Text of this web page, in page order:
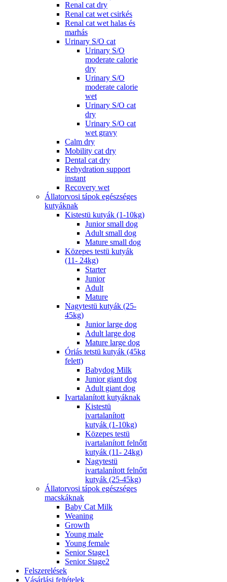
Renal cat dry
Renal cat wet csirkés
Renal cat wet halas és
marhás
Urinary S/O cat
Urinary S/O
moderate calorie
dry
Urinary S/O
moderate calorie
wet
Urinary S/O cat
dry
Urinary S/O cat
wet gravy
Calm dry
Mobility cat dry
Dental cat dry
Rehydration support
instant
Recovery wet
Állatorvosi tápok egészséges
kutyáknak
Kistestü kutyák (1-10kg)
Junior small dog
Adult small dog
Mature small dog
Közepes testü kutyák
(11- 24kg)
Starter
Junior
Adult
Mature
Nagytestü kutyák (25-
45kg)
Junior large dog
Adult large dog
Mature large dog
Óriás tetstü kutyák (45kg
felett)
Babydog Milk
Junior giant dog
Adult giant dog
Ivartalanított kutyáknak
Kistestü
ivartalanított
kutyák (1-10kg)
Közepes testü
ivartalanított felnőtt
kutyák (11- 24kg)
Nagytestü
ivartalanított felnőtt
kutyák (25-45kg)
Állatorvosi tápok egészséges
macskáknak
Baby Cat Milk
Weaning
Growth
Young male
Young female
Senior Stage1
Senior Stage2
Felszerelések
Vásárlási feltételek